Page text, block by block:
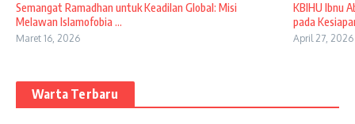
Semangat Ramadhan untuk Keadilan Global: Misi
Melawan Islamofobia ...
Maret 16, 2026
KBIHU Ibnu
pada
April 27, 2026
Warta Terbaru